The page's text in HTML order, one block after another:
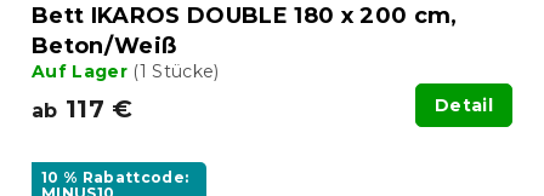
Bett IKAROS DOUBLE 180 x 200 cm,
Beton/Weiß
Auf Lager (1 Stücke)
ab 117 € Detail
10 % Rabattcode: